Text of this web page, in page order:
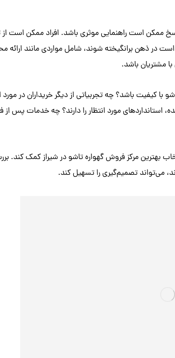
ممکن است راهنمایی موثری باشد. افراد ممکن است از
در ذهن برانگیخته شوند، شامل مواردی مانند ارائه
مشتریان باشد.
با کیفیت باشد؟ چه تجربیاتی از دیگر خریداران در مورد
استانداردهای مورد انتظار را دارند؟ چه خدمات پس از
بهترین مرکز فروش گهواره تاشو در شیراز کمک کند.
می‌تواند تصمیم‌گیری را تسهیل کند.